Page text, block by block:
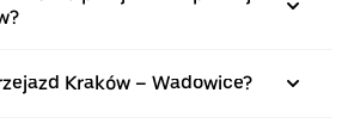
Kraków – Wadowice?